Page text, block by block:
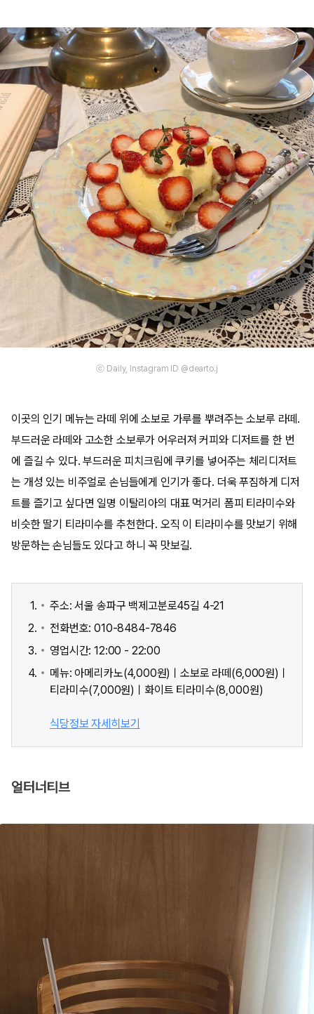
ⓒ Daily, Instagram ID @dearto.j
이곳의 인기 메뉴는 라떼 위에 소보로 가루를 뿌려주는 소보루 라떼.
부드러운 라떼와 고소한 소보루가 어우러져 커피와 디저트를 한 번
에 즐길 수 있다. 부드러운 피치크림에 쿠키를 넣어주는 체리디저트
는 개성 있는 비주얼로 손님들에게 인기가 좋다. 더욱 푸짐하게 디저
트를 즐기고 싶다면 일명 이탈리아의 대표 먹거리 폼피 티라미수와
비슷한 딸기 티라미수를 추천한다. 오직 이 티라미수를 맛보기 위해
방문하는 손님들도 있다고 하니 꼭 맛보길.
주소: 서울 송파구 백제고분로45길 4-21
전화번호: 010-8484-7846
영업시간: 12:00 - 22:00
메뉴: 아메리카노(4,000원)ㅣ소보로 라떼(6,000원)ㅣ
티라미수(7,000원)ㅣ화이트 티라미수(8,000원)
식당정보 자세히보기
얼터너티브